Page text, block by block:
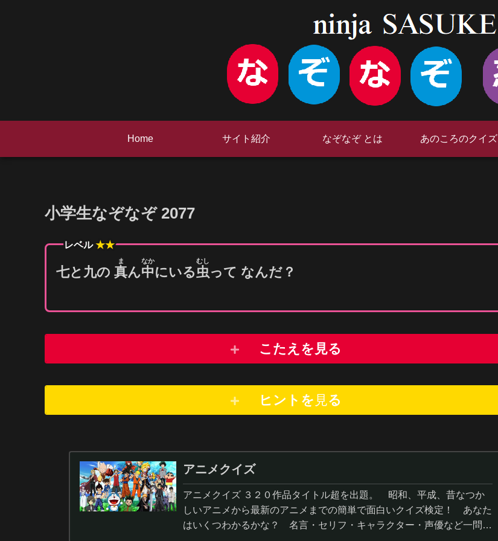
Home サイト紹介 なぞなぞ とは あのころのクイズ
小学生なぞなぞ 2077
レベル★★
七と九の 真
ま
ん中
なか
にいる 虫
むし
って なんだ？
こたえを見る
ヒントを 見る
アニメクイズ
アニメクイズ ３２０作品タイトル超を出題。 昭和、平成、昔なつか
しいアニメから最新のアニメまでの簡単で面白いクイズ検定！ あなた
はいくつわかるかな？ 名言・セリフ・キャラクター・声優など一問一